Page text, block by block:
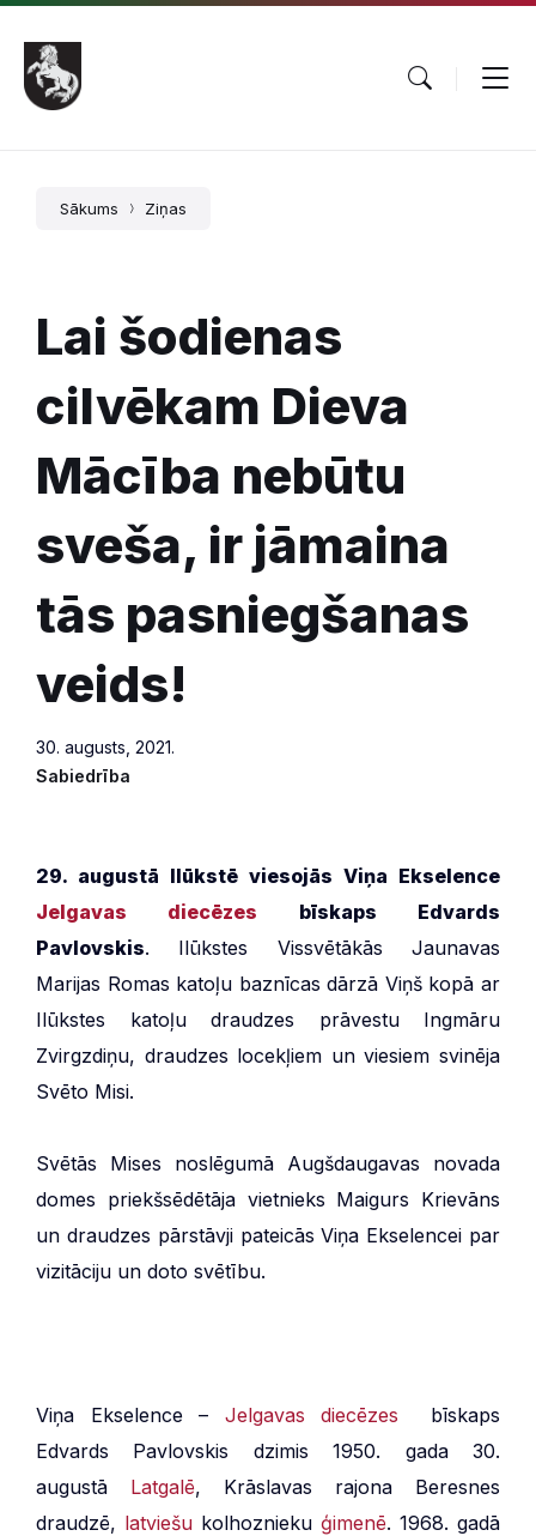
Pāriet
saturu
Skip
main
navigation
Skip
footer
Sākums Ziņas
Lai šodienas
cilvēkam Dieva
Mācība nebūtu
sveša, ir jāmaina
tās pasniegšanas
veids!
30. augusts, 2021.
Sabiedrība
29. augustā Ilūkstē viesojās Viņa Ekselence
Jelgavas diecēzes bīskaps Edvards
Pavlovskis. Ilūkstes Vissvētākās Jaunavas
Marijas Romas katoļu baznīcas dārzā Viņš kopā ar
Ilūkstes katoļu draudzes prāvestu Ingmāru
Zvirgzdiņu, draudzes locekļiem un viesiem svinēja
Svēto Misi.
Svētās Mises noslēgumā Augšdaugavas novada
domes priekšsēdētāja vietnieks Maigurs Krievāns
un draudzes pārstāvji pateicās Viņa Ekselencei par
vizitāciju un doto svētību.
Viņa Ekselence – Jelgavas diecēzes bīskaps
Edvards Pavlovskis dzimis 1950. gada 30.
augustā Latgalē, Krāslavas rajona Beresnes
draudzē, latviešu kolhoznieku ģimenē. 1968. gadā